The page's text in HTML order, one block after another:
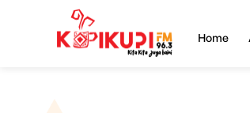
Home